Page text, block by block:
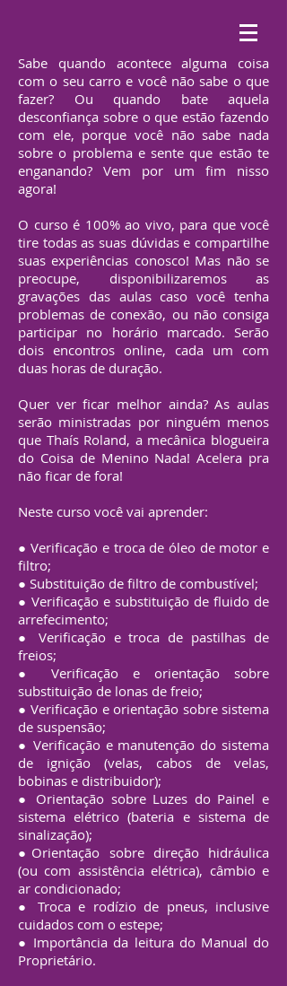
Sabe quando acontece alguma coisa
com o seu carro e você não sabe o que
fazer? Ou quando bate aquela
desconfiança sobre o que estão fazendo
com ele, porque você não sabe nada
sobre o problema e sente que estão te
enganando? Vem por um fim nisso
agora!
O curso é 100% ao vivo, para que você
tire todas as suas dúvidas e compartilhe
suas experiências conosco! Mas não se
preocupe, disponibilizaremos as
gravações das aulas caso você tenha
problemas de conexão, ou não consiga
participar no horário marcado. Serão
dois encontros online, cada um com
duas horas de duração.
Quer ver ficar melhor ainda? As aulas
serão ministradas por ninguém menos
que Thaís Roland, a mecânica blogueira
do Coisa de Menino Nada! Acelera pra
não ficar de fora!
Neste curso você vai aprender:
● Verificação e troca de óleo de motor e
filtro;
● Substituição de filtro de combustível;
● Verificação e substituição de fluido de
arrefecimento;
● Verificação e troca de pastilhas de
freios;
● Verificação e orientação sobre
substituição de lonas de freio;
● Verificação e orientação sobre sistema
de suspensão;
● Verificação e manutenção do sistema
de ignição (velas, cabos de velas,
bobinas e distribuidor);
● Orientação sobre Luzes do Painel e
sistema elétrico (bateria e sistema de
sinalização);
●Orientação sobre direção hidráulica
(ou com assistência elétrica), câmbio e
ar condicionado;
● Troca e rodízio de pneus, inclusive
cuidados com o estepe;
● Importância da leitura do Manual do
Proprietário.